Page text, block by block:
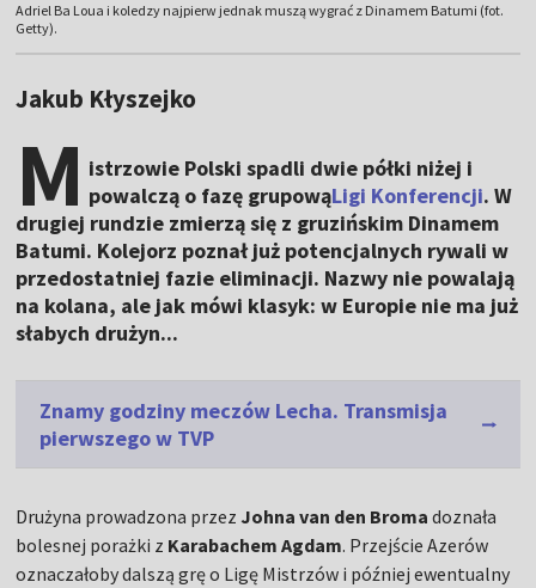
Adriel Ba Loua i koledzy najpierw jednak muszą wygrać z Dinamem Batumi (fot.
Getty).
Jakub Kłyszejko
M istrzowie Polski spadli dwie półki niżej i
powalczą o fazę grupowąLigi Konferencji. W
drugiej rundzie zmierzą się z gruzińskim Dinamem
Batumi. Kolejorz poznał już potencjalnych rywali w
przedostatniej fazie eliminacji. Nazwy nie powalają
na kolana, ale jak mówi klasyk: w Europie nie ma już
słabych drużyn...
Znamy godziny meczów Lecha. Transmisja
pierwszego w TVP
Drużyna prowadzona przez Johna van den Broma doznała
bolesnej porażki z Karabachem Agdam. Przejście Azerów
oznaczałoby dalszą grę o Ligę Mistrzów i później ewentualny